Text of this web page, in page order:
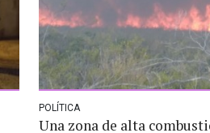
POLÍTICA
Una zona de alta